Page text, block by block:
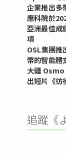
企業推出多
應科院於
亞洲最佳成
項
OSL集團
幣的智能體
大疆
出短片《彷
追蹤《